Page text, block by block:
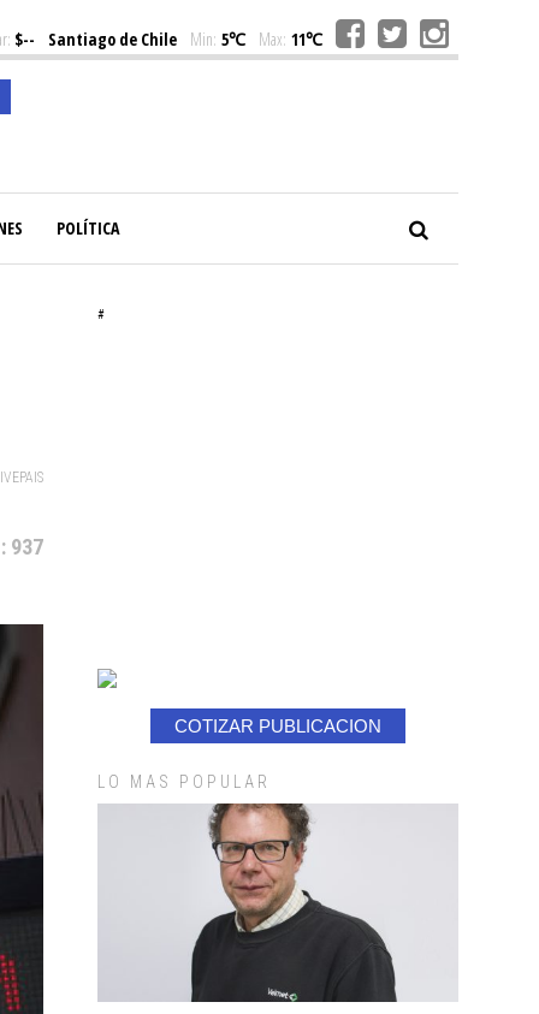
$-- Santiago de Chile Min: 5℃ Max: 11℃
POLÍTICA
937
#
COTIZAR PUBLICACION
LO MAS POPULAR